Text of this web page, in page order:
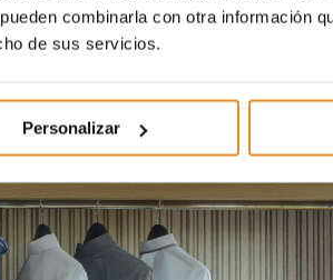
combinarla con otra información
de sus servicios.
Personalizar